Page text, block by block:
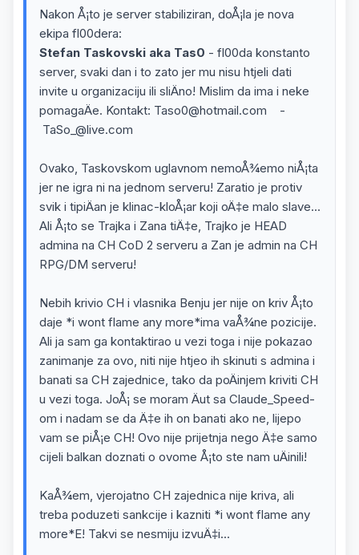
Nakon Å¡to je server stabiliziran, doÅ¡la je nova
ekipa fl00dera:
Stefan Taskovski aka Tas0 - fl00da konstanto
server, svaki dan i to zato jer mu nisu htjeli dati
invite u organizaciju ili sliÄno! Mislim da ima i neke
pomagaÄe. Kontakt: Taso0@hotmail.com -
TaSo_@live.com
Ovako, Taskovskom uglavnom nemoÅ¾emo niÅ¡ta
jer ne igra ni na jednom serveru! Zaratio je protiv
svik i tipiÄan je klinac-kloÅ¡ar koji oÄ‡e malo slave...
Ali Å¡to se Trajka i Zana tiÄ‡e, Trajko je HEAD
admina na CH CoD 2 serveru a Zan je admin na CH
RPG/DM serveru!
Nebih krivio CH i vlasnika Benju jer nije on kriv Å¡to
daje *i wont flame any more*ima vaÅ¾ne pozicije.
Ali ja sam ga kontaktirao u vezi toga i nije pokazao
zanimanje za ovo, niti nije htjeo ih skinuti s admina i
banati sa CH zajednice, tako da poÄinjem kriviti CH
u vezi toga. JoÅ¡ se moram Äut sa Claude_Speed-
om i nadam se da Ä‡e ih on banati ako ne, lijepo
vam se piÅ¡e CH! Ovo nije prijetnja nego Ä‡e samo
cijeli balkan doznati o ovome Å¡to ste nam uÄinili!
KaÅ¾em, vjerojatno CH zajednica nije kriva, ali
treba poduzeti sankcije i kazniti *i wont flame any
more*E! Takvi se nesmiju izvuÄ‡i...